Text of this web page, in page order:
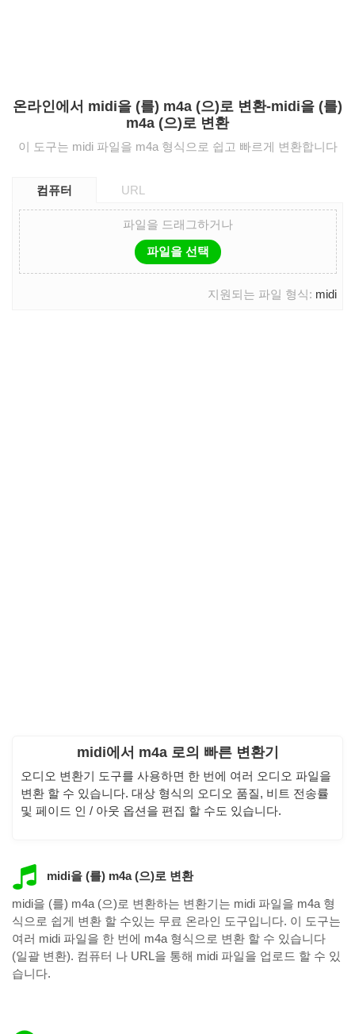
온라인에서 midi을 (를) m4a (으)로 변환-midi을 (를)
m4a (으)로 변환
이 도구는 midi 파일을 m4a 형식으로 쉽고 빠르게 변환합니다
컴퓨터 URL
파일을 드래그하거나
파일을 선택
지원되는 파일 형식: midi
midi에서 m4a 로의 빠른 변환기
오디오 변환기 도구를 사용하면 한 번에 여러 오디오 파일을
변환 할 수 있습니다. 대상 형식의 오디오 품질, 비트 전송률
및 페이드 인 / 아웃 옵션을 편집 할 수도 있습니다.
midi을 (를) m4a (으)로 변환
midi을 (를) m4a (으)로 변환하는 변환기는 midi 파일을 m4a 형
식으로 쉽게 변환 할 수있는 무료 온라인 도구입니다. 이 도구는
여러 midi 파일을 한 번에 m4a 형식으로 변환 할 수 있습니다
(일괄 변환). 컴퓨터 나 URL을 통해 midi 파일을 업로드 할 수 있
습니다.